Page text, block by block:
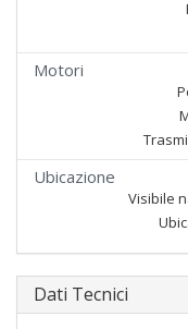
Motori
Ubicazione
Visibile
Dati Tecnici